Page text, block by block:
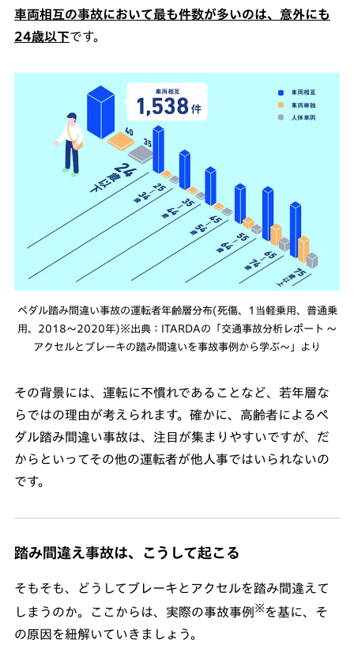
車両相互の事故において最も件数が多いのは、意外にも
24歳以下です。
ペダル踏み間違い事故の運転者年齢層分布(死傷、1当軽乗用、普通乗
用、2018〜2020年)※出典：ITARDAの「交通事故分析レポート ～
アクセルとブレーキの踏み間違いを事故事例から学ぶ～」より
その背景には、運転に不慣れであることなど、若年層な
らではの理由が考えられます。確かに、高齢者によるペ
ダル踏み間違い事故は、注目が集まりやすいですが、だ
からといってその他の運転者が他人事ではいられないの
です。
踏み間違え事故は、こうして起こる
そもそも、どうしてブレーキとアクセルを踏み間違えて
しまうのか。ここからは、実際の事故事例 ※ を基に、そ
の原因を紐解いていきましょう。